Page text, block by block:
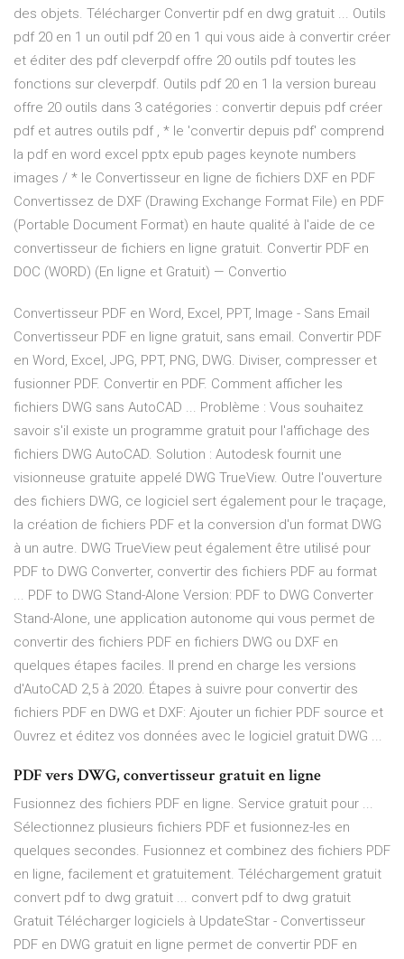
des objets. Télécharger Convertir pdf en dwg gratuit ... Outils
pdf 20 en 1 un outil pdf 20 en 1 qui vous aide à convertir créer
et éditer des pdf cleverpdf offre 20 outils pdf toutes les
fonctions sur cleverpdf. Outils pdf 20 en 1 la version bureau
offre 20 outils dans 3 catégories : convertir depuis pdf créer
pdf et autres outils pdf , * le 'convertir depuis pdf' comprend
la pdf en word excel pptx epub pages keynote numbers
images / * le Convertisseur en ligne de fichiers DXF en PDF
Convertissez de DXF (Drawing Exchange Format File) en PDF
(Portable Document Format) en haute qualité à l'aide de ce
convertisseur de fichiers en ligne gratuit. Convertir PDF en
DOC (WORD) (En ligne et Gratuit) — Convertio
Convertisseur PDF en Word, Excel, PPT, Image - Sans Email
Convertisseur PDF en ligne gratuit, sans email. Convertir PDF
en Word, Excel, JPG, PPT, PNG, DWG. Diviser, compresser et
fusionner PDF. Convertir en PDF. Comment afficher les
fichiers DWG sans AutoCAD ... Problème : Vous souhaitez
savoir s'il existe un programme gratuit pour l'affichage des
fichiers DWG AutoCAD. Solution : Autodesk fournit une
visionneuse gratuite appelé DWG TrueView. Outre l'ouverture
des fichiers DWG, ce logiciel sert également pour le traçage,
la création de fichiers PDF et la conversion d'un format DWG
à un autre. DWG TrueView peut également être utilisé pour
PDF to DWG Converter, convertir des fichiers PDF au format
... PDF to DWG Stand-Alone Version: PDF to DWG Converter
Stand-Alone, une application autonome qui vous permet de
convertir des fichiers PDF en fichiers DWG ou DXF en
quelques étapes faciles. Il prend en charge les versions
d'AutoCAD 2,5 à 2020. Étapes à suivre pour convertir des
fichiers PDF en DWG et DXF: Ajouter un fichier PDF source et
Ouvrez et éditez vos données avec le logiciel gratuit DWG ...
PDF vers DWG, convertisseur gratuit en ligne
Fusionnez des fichiers PDF en ligne. Service gratuit pour ...
Sélectionnez plusieurs fichiers PDF et fusionnez-les en
quelques secondes. Fusionnez et combinez des fichiers PDF
en ligne, facilement et gratuitement. Téléchargement gratuit
convert pdf to dwg gratuit ... convert pdf to dwg gratuit
Gratuit Télécharger logiciels à UpdateStar - Convertisseur
PDF en DWG gratuit en ligne permet de convertir PDF en